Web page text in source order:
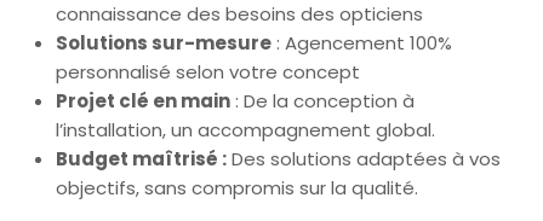
connaissance des besoins des opticiens
Solutions sur-mesure: Agencement 100%
personnalisé selon votre concept
Projet clé en main: De la conception à
l’installation, un accompagnement global.
Budget maîtrisé :Des solutions adaptées à vos
objectifs, sans compromis sur la qualité.